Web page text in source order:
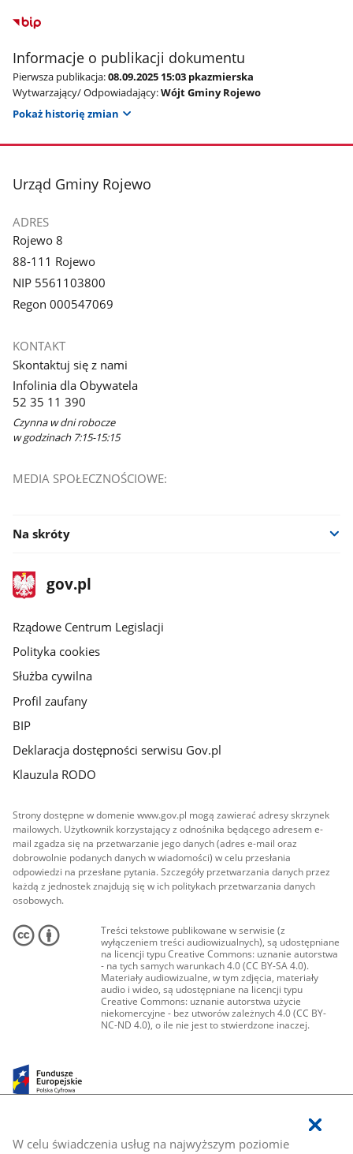
W celu świadczenia usług na najwyższym poziomie
Informacje o publikacji dokumentu
Pierwsza publikacja:08.09.2025 15:03 pkazmierska
Wytwarzający/ Odpowiadający:Wójt Gminy Rojewo
Pokaż historię zmian
stopka
Urząd Gminy Rojewo
ADRES
Rojewo 8
88-111 Rojewo
NIP 5561103800
Regon 000547069
KONTAKT
Skontaktuj się z nami
Infolinia dla Obywatela
52 35 11 390
Czynna w dni robocze
w godzinach 7:15-15:15
MEDIA SPOŁECZNOŚCIOWE:
Na skróty
stopka
gov.plStrona
gov.pl
Rządowe Centrum Legislacji
Polityka cookies
Służba cywilna
Profil zaufany
BIP
Deklaracja dostępności serwisu Gov.pl
Klauzula RODO
Strony dostępne w domenie www.gov.pl mogą zawierać adresy skrzynek
mailowych. Użytkownik korzystający z odnośnika będącego adresem e-
mail zgadza się na przetwarzanie jego danych (adres e-mail oraz
dobrowolnie podanych danych w wiadomości) w celu przesłania
odpowiedzi na przesłane pytania. Szczegóły przetwarzania danych przez
każdą z jednostek znajdują się w ich politykach przetwarzania danych
osobowych.
Treści tekstowe publikowane w serwisie (z
wyłączeniem treści audiowizualnych), są udostępniane
na licencji typu Creative Commons: uznanie autorstwa
- na tych samych warunkach 4.0 (CC BY-SA 4.0).
Materiały audiowizualne, w tym zdjęcia, materiały
audio i wideo, są udostępniane na licencji typu
Creative Commons: uznanie autorstwa użycie
niekomercyjne - bez utworów zależnych 4.0 (CC BY-
NC-ND 4.0), o ile nie jest to stwierdzone inaczej.